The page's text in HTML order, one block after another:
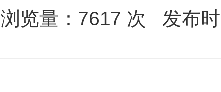
浏览量： 7617 次 发布